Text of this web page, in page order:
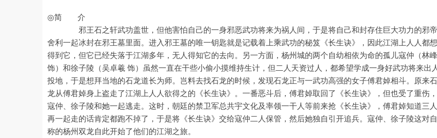
◎简 介
邪王石之轩武功盖世，但他害怕自己的一身邪恶武功将来为祸人间，于是将自己和封存住巨大功力的邪帝
舍利一起冰封在邪王墓里面。进入邪王墓的唯一钥匙就是记载着上乘武功的秘笈《长生诀》，因此江湖上人人都想
得到它，但它已经失落于江湖多年，无人得知它的去向。另一方面，杨州城的两个自幼相依为命的孤儿寇仲（林峰
饰）和徐子陵（吴卓羲 饰）虽然一直在干些小偷小摸维持生计，但二人天资过人，都希望学成一身好武功将来出人
投地，于是想拜当地的石龙道长为师。岂料去找石龙的时候，发现石龙正与一武功高强的女子傅君婥相斗。原来石
龙从傅君婥身上盗走了江湖上人人欲得之的《长生诀》。一番恶斗后，傅君婥取回了《长生诀》，但也受了重伤，
寇仲、徐子陵和她一起逃走。这时，朝廷的禁卫军总共宇文化及率领一干人等前来抢《长生诀》，傅君婥知道三人
再一起走的话肯定都跑不掉了，于是将《长生诀》交给寇仲二人保管，然后她独自引开追兵。寇仲、徐子陵这对自
称的杨州双龙自此开始了他们的江湖之旅。